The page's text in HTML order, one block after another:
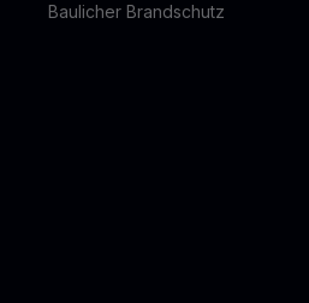
Baulicher Brandschutz